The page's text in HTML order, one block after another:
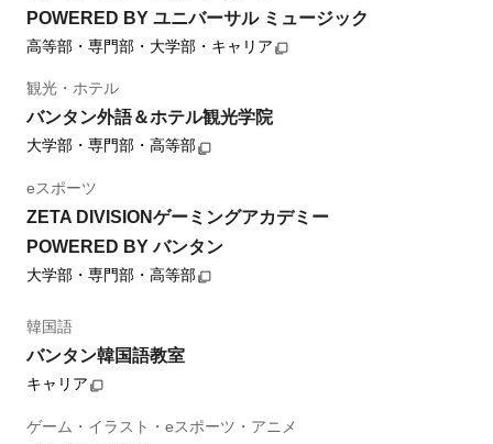
POWERED BY ユニバーサル ミュージック
高等部・専門部・大学部・キャリア
観光・ホテル
バンタン外語＆ホテル観光学院
大学部・専門部・高等部
eスポーツ
ZETA DIVISIONゲーミングアカデミー
POWERED BY バンタン
大学部・専門部・高等部
韓国語
バンタン韓国語教室
キャリア
ゲーム・イラスト・eスポーツ・アニメ